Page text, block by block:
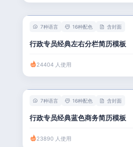
7种语言 16种配色 含封面
行政专员经典左右分栏简历模板
24404 人使用
7种语言 16种配色 含封面
行政专员经典蓝色商务简历模板
23890 人使用